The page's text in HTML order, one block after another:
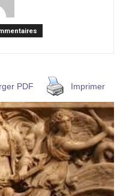
PDF Imprimer